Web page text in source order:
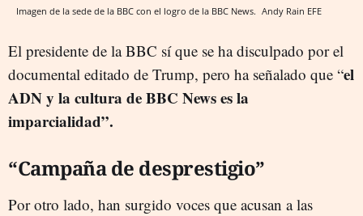
Imagen de la sede de la BBC con el logro de la BBC News. Andy Rain EFE
El presidente de la BBC sí que se ha disculpado por el
documental editado de Trump, pero ha señalado que “el
ADN y la cultura de BBC News es la
imparcialidad”.
“Campaña de desprestigio”
Por otro lado, han surgido voces que acusan a las